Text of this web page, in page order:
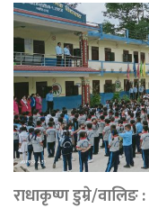
राधाकृष्ण डुम्रे/वालिङ :